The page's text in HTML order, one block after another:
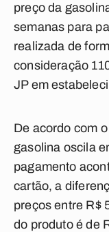
preço da
semanas para
realizada de
consideração
JP em
De acordo com
gasolina oscila
pagamento
cartão, a
preços entre R$
do produto é de